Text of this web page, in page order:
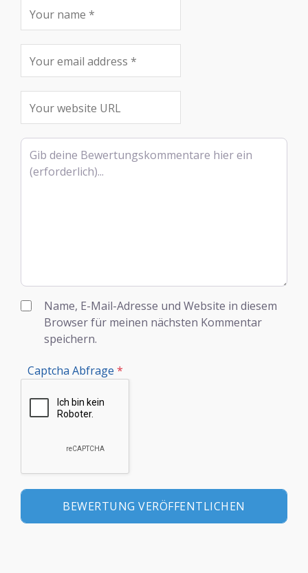
Rezensionstext
Name, E-Mail-Adresse und Website in diesem
Browser für meinen nächsten Kommentar
speichern.
Captcha Abfrage *